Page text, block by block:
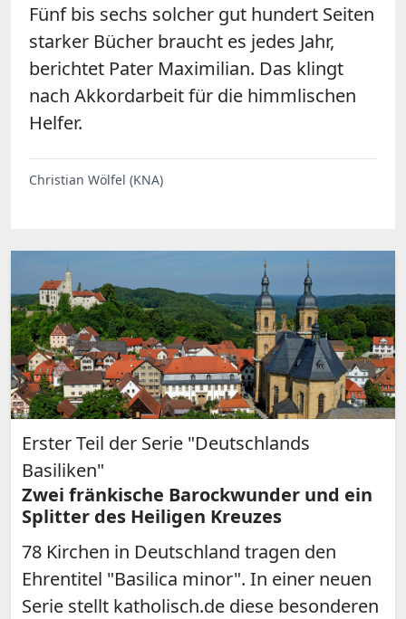
Fünf bis sechs solcher gut hundert Seiten
starker Bücher braucht es jedes Jahr,
berichtet Pater Maximilian. Das klingt
nach Akkordarbeit für die himmlischen
Helfer.
Christian Wölfel (KNA)
Erster Teil der Serie "Deutschlands
Basiliken"
Zwei fränkische Barockwunder und ein
Splitter des Heiligen Kreuzes
78 Kirchen in Deutschland tragen den
Ehrentitel "Basilica minor". In einer neuen
Serie stellt katholisch.de diese besonderen